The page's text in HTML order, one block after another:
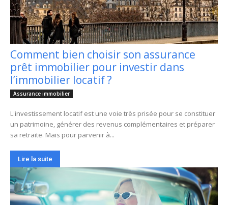
Comment bien choisir son assurance
prêt immobilier pour investir dans
l’immobilier locatif ?
Assurance immobilier
L'investissement locatif est une voie très prisée pour se constituer
un patrimoine, générer des revenus complémentaires et préparer
sa retraite. Mais pour parvenir à...
Lire la suite